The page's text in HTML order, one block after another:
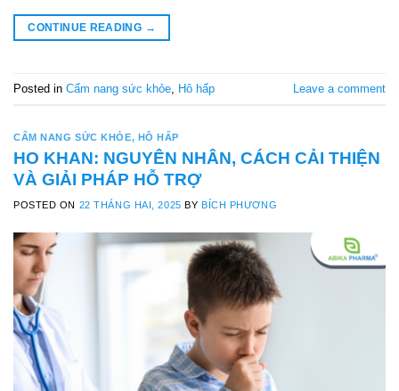
CONTINUE READING →
Posted in Cẩm nang sức khỏe Hô hấp Leave a comment
CẨM NANG SỨC KHỎE, HÔ HẤP
HO KHAN: NGUYÊN NHÂN, CÁCH CẢI THIỆN
VÀ GIẢI PHÁP HỖ TRỢ
POSTED ON 22 THÁNG HAI, 2025 BY BÍCH PHƯƠNG